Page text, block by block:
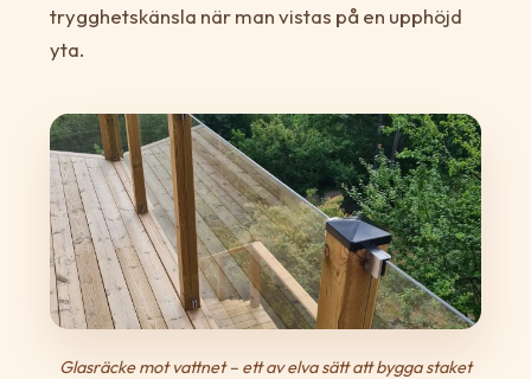
trygghetskänsla när man vistas på en upphöjd
yta.
Glasräcke mot vattnet – ett av elva sätt att bygga staket